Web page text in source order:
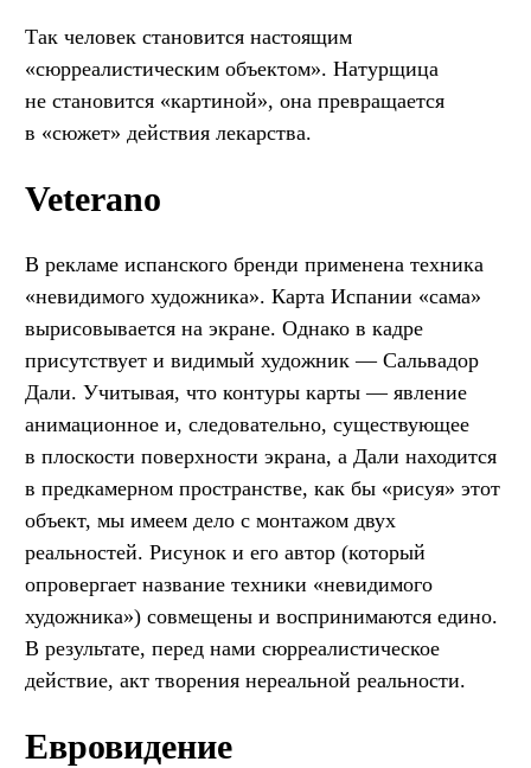
Так человек становится настоящим
«сюрреалистическим объектом». Натурщица
не становится «картиной», она превращается
в «сюжет» действия лекарства.
Veterano
В рекламе испанского бренди применена техника
«невидимого художника». Карта Испании «сама»
вырисовывается на экране. Однако в кадре
присутствует и видимый художник — Сальвадор
Дали. Учитывая, что контуры карты — явление
анимационное и, следовательно, существующее
в плоскости поверхности экрана, а Дали находится
в предкамерном пространстве, как бы «рисуя» этот
объект, мы имеем дело с монтажом двух
реальностей. Рисунок и его автор (который
опровергает название техники «невидимого
художника») совмещены и воспринимаются едино.
В результате, перед нами сюрреалистическое
действие, акт творения нереальной реальности.
Евровидение